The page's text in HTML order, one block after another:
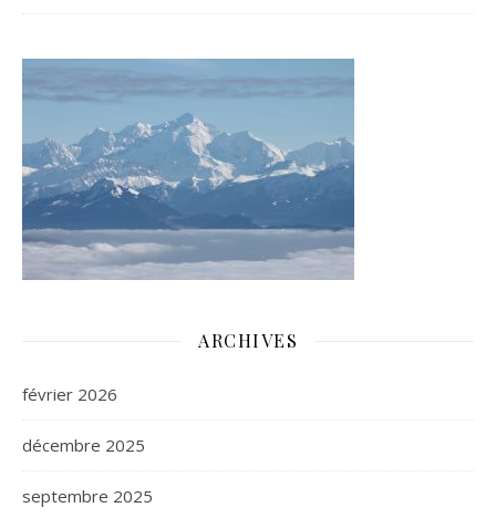
ARCHIVES
février 2026
décembre 2025
septembre 2025